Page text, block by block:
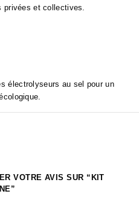
privées et collectives.
électrolyseurs au sel pour un
VOTRE AVIS SUR “KIT